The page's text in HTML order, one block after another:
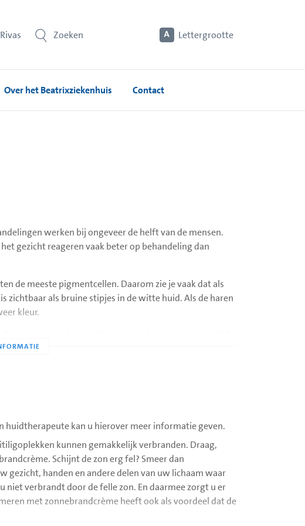
Zoeken Lettergrootte
Over het Beatrixziekenhuis Contact
werken bij ongeveer de helft van de mensen.
gezicht reageren vaak beter op behandeling dan
de meeste pigmentcellen. Daarom zie je vaak dat als
als bruine stipjes in de witte huid. Als de haren
kleur.
Voorbeelden zijncorticosteroïd-crèmesen
om tegen de pigmentcellen te vechten. Vooral bij
stopt. Pas na enkele maanden is duidelijk of de
B (UVB) licht. De behandeling wordt uitgevoerd in
huidtherapeute kan u hierover meer informatie geven.
kunnen gemakkelijk verbranden. Draag,
Schijnt de zon erg fel? Smeer dan
gezicht, handen en andere delen van uw lichaam waar
verbrandt door de felle zon. En daarmee zorgt u er
met zonnebrandcrème heeft ook als voordeel dat de